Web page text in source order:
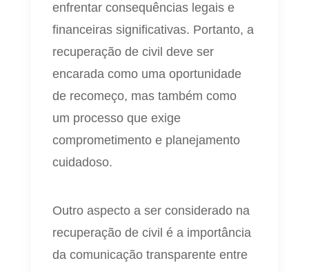
enfrentar consequências legais e
financeiras significativas. Portanto, a
recuperação de civil deve ser
encarada como uma oportunidade
de recomeço, mas também como
um processo que exige
comprometimento e planejamento
cuidadoso.
Outro aspecto a ser considerado na
recuperação de civil é a importância
da comunicação transparente entre